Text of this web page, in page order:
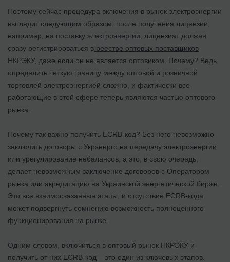
Поэтому сейчас процедура включения в рынок электроэнергии
выглядит следующим образом: после получения лицензии,
например, на поставку электроэнергии , лицензиат должен
сразу регистрироваться в реестре оптовых поставщиков
НКРЭКУ, даже если он не является оптовиком. Почему? Ведь
определить четкую границу между оптовой и розничной
торговлей электроэнергией сложно, и фактически все
работающие в этой сфере теперь являются частью оптового
рынка.
Почему так важно получить ECRB-код? Без него невозможно
заключить договоры с Укрэнерго на передачу электроэнергии
или урегулирование небалансов, а это, в свою очередь,
делает невозможным заключение договоров с Оператором
рынка или акредитацию на Украинской энергетической бирже.
Это все взаимосвязанные этапы, и отсутствие ECRB-кода
может подвергнуть сомнению возможность полноценного
функционирования на рынке.
Одним словом, включиться в оптовый рынок НКРЭКУ и
получить от них ECRB-код – это один из ключевых этапов.